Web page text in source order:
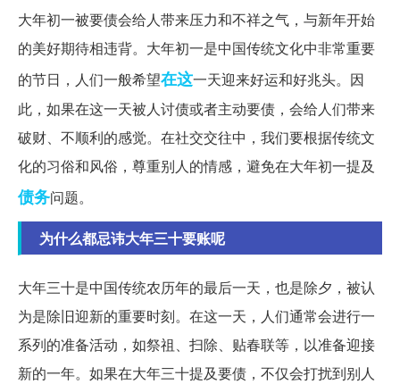
大年初一被要债会给人带来压力和不祥之气，与新年开始
的美好期待相违背。大年初一是中国传统文化中非常重要
的节日，人们一般希望在这一天迎来好运和好兆头。因
此，如果在这一天被人讨债或者主动要债，会给人们带来
破财、不顺利的感觉。在社交交往中，我们要根据传统文
化的习俗和风俗，尊重别人的情感，避免在大年初一提及
债务问题。
为什么都忌讳大年三十要账呢
大年三十是中国传统农历年的最后一天，也是除夕，被认
为是除旧迎新的重要时刻。在这一天，人们通常会进行一
系列的准备活动，如祭祖、扫除、贴春联等，以准备迎接
新的一年。如果在大年三十提及要债，不仅会打扰到别人